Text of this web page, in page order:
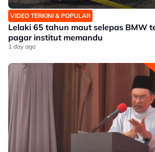
VIDEO TERKINI & POPULAR
Lelaki 65 tahun maut selepas BMW
pagar institut memandu
1 day ago